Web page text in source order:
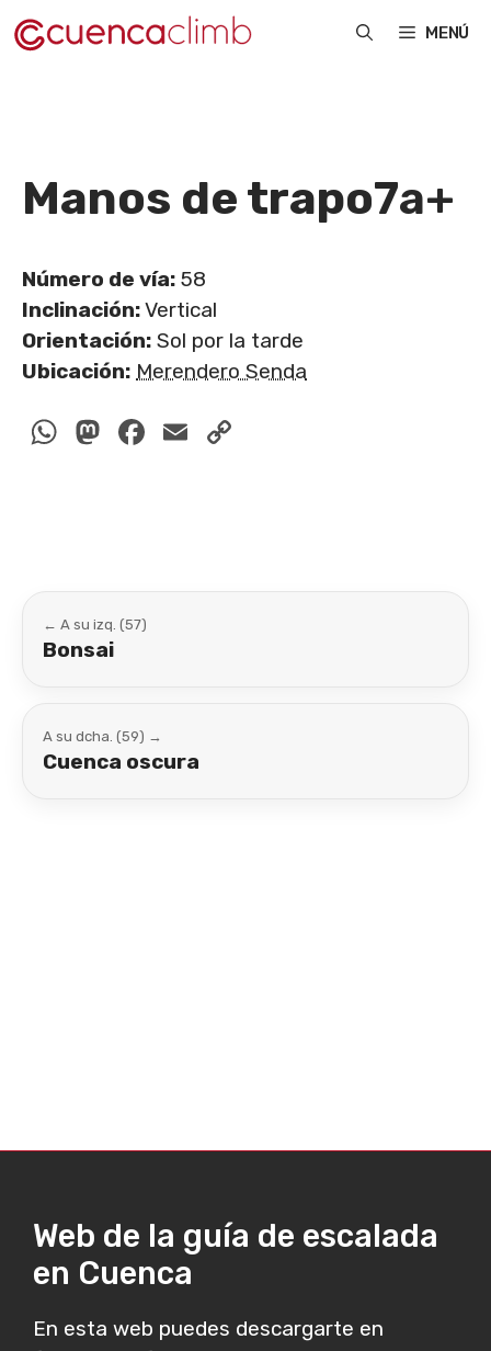
Saltar
al
MENÚ
Manos de trapo7a+
Número de vía: 58
Inclinación:Vertical
Orientación: Sol por la tarde
Ubicación: Merendero Senda
WhatsApp
Mastodon
Facebook
Email
← A su izq. (57)
Bonsai
A su dcha. (59) →
Cuenca oscura
Web de la guía de escalada
en Cuenca
En esta web puedes descargarte en